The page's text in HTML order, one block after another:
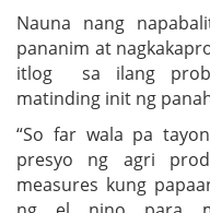
Nauna nang
pananim at
itlog sa ilang
matinding init ng
“So far wala pa
presyo ng agri
measures kung